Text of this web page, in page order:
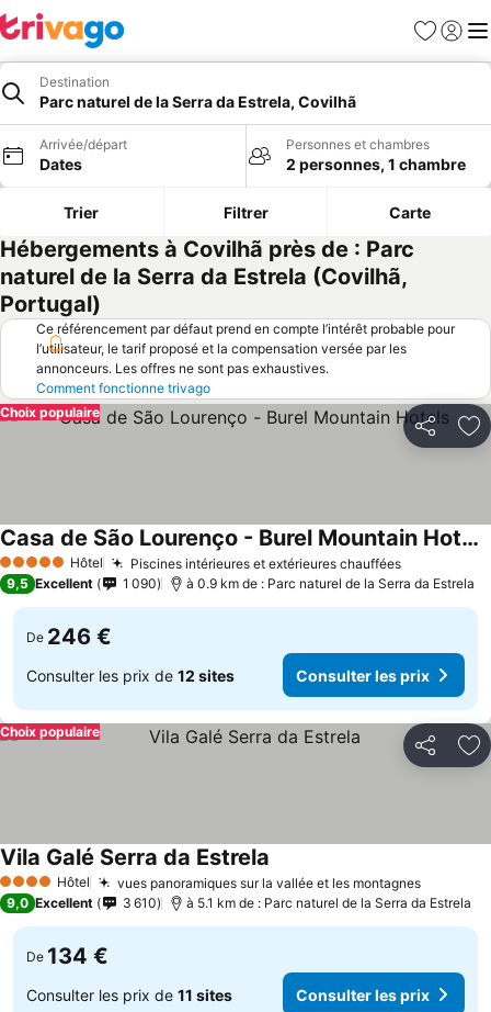
Favoris
Se
Destination
Parc naturel de la Serra da Estrela, Covilhã
Arrivée/départ
Dates
Personnes et chambres
2 personnes, 1 chambre
Trier Filtrer Carte
Hébergements à Covilhã près de : Parc
naturel de la Serra da Estrela (Covilhã,
Portugal)
Ce référencement par défaut prend en compte l’intérêt probable pour
l’utilisateur, le tarif proposé et la compensation versée par les
annonceurs. Les offres ne sont pas exhaustives.
Comment fonctionne trivago
Partager
Choix populaire
5 Étoiles Hôtel Piscines intérieures et extérieures chaufféesConsulter
Casa de São Lourenço - Burel Mountain Hotels
Consulter les prix
9,5 Excellent 1 090 à 0.9 km de : Parc naturel de la Serra da Estrela
De 246 €
Consulter les prix de 12 sites Consulter les prix
Partager
Choix populaire
4 Étoiles Hôtel vues panoramiques sur la vallée et les montagnes
Vila Galé Serra da Estrela
9,0 Excellent 3 610 à 5.1 km de : Parc naturel de la Serra da Estrela
De 134 €
Consulter les prix de 11 sites Consulter les prix